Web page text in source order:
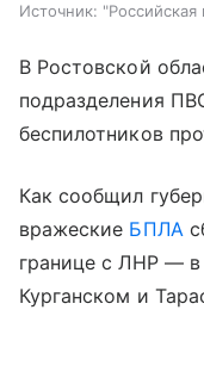
Источник: "Российская
В Ростовской
подразделения
беспилотников
Как сообщил
вражеские БПЛА
границе с ЛНР —
Курганском и